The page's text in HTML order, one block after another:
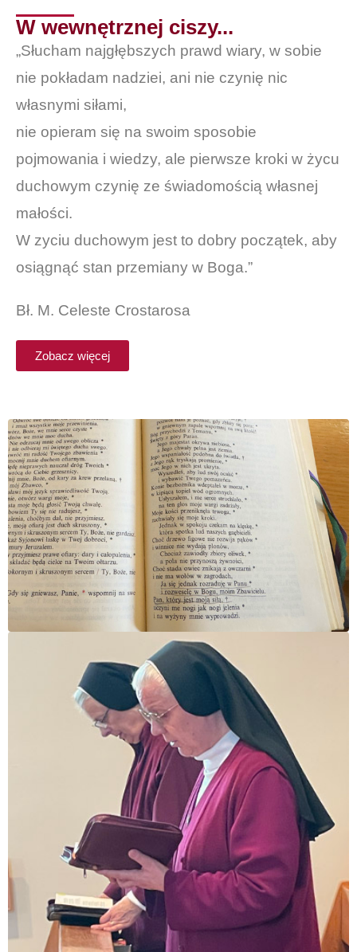
W wewnętrznej ciszy...
„Słucham najgłębszych prawd wiary, w sobie
nie pokładam nadziei, ani nie czynię nic
własnymi siłami,
nie opieram się na swoim sposobie
pojmowania i wiedzy, ale pierwsze kroki w życu
duchowym czynię ze świadomością własnej
małości.
W zyciu duchowym jest to dobry początek, aby
osiągnąć stan przemiany w Boga.”
Bł. M. Celeste Crostarosa
Zobacz więcej